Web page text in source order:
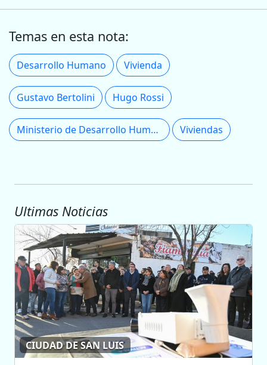
Temas en esta nota:
Desarrollo Humano Vivienda
Gustavo Bertolini Hugo Rossi
Ministerio de Desarrollo Humano Viviendas
Ultimas Noticias
CIUDAD DE SAN LUIS